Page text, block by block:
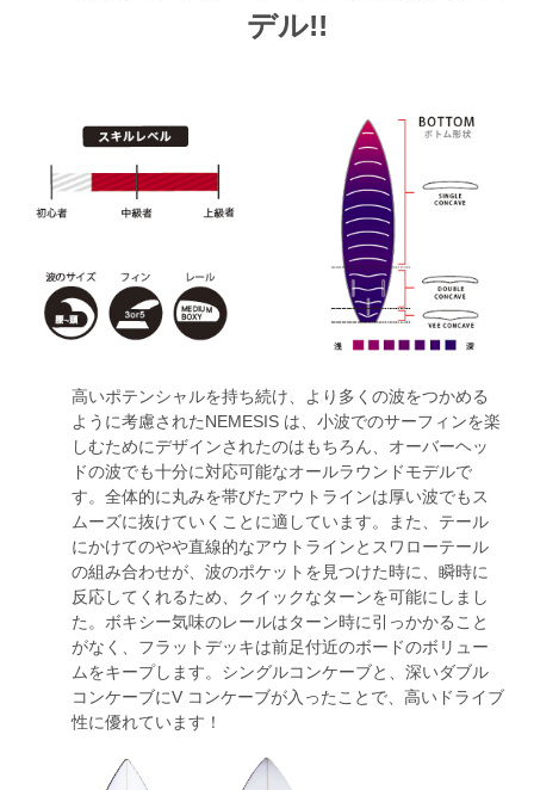
デル!!
高いポテンシャルを持ち続け、より多くの波をつかめる
ように考慮されたNEMESIS は、小波でのサーフィンを楽
しむためにデザインされたのはもちろん、オーバーヘッ
ドの波でも十分に対応可能なオールラウンドモデルで
す。全体的に丸みを帯びたアウトラインは厚い波でもス
ムーズに抜けていくことに適しています。また、テール
にかけてのやや直線的なアウトラインとスワローテール
の組み合わせが、波のポケットを見つけた時に、瞬時に
反応してくれるため、クイックなターンを可能にしまし
た。ボキシー気味のレールはターン時に引っかかること
がなく、フラットデッキは前足付近のボードのボリュー
ムをキープします。シングルコンケーブと、深いダブル
コンケーブにV コンケーブが入ったことで、高いドライブ
性に優れています！